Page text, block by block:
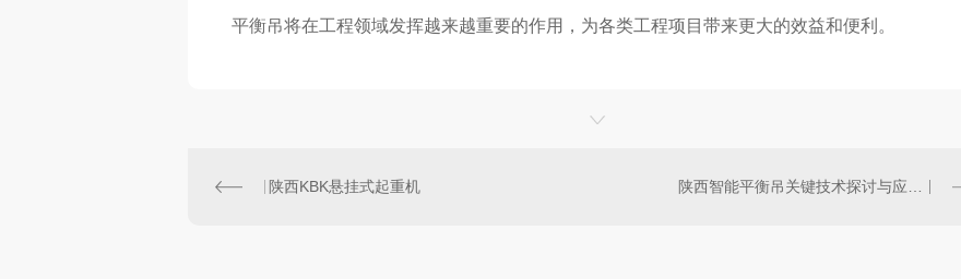
平衡吊将在工程领域发挥越来越重要的作用，为各类工程项目带来更大的效益和便利。
陕西KBK悬挂式起重机 陕西智能平衡吊关键技术探讨与应用案例分享